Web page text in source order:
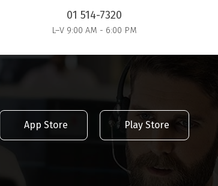
01 514-7320
L–V 9:00 AM - 6:00 PM
App Store Play Store